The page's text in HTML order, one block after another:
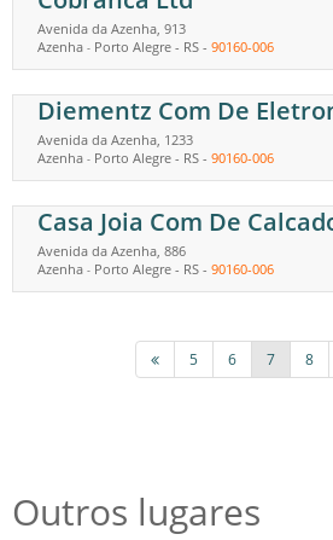
Avenida da Azenha, 913
Azenha - Porto Alegre - RS - 90160-006
Diementz Com De
Avenida da Azenha, 1233
Azenha - Porto Alegre - RS - 90160-006
Casa Joia Com De
Avenida da Azenha, 886
Azenha - Porto Alegre - RS - 90160-006
5 6 7 8
Outros lugares